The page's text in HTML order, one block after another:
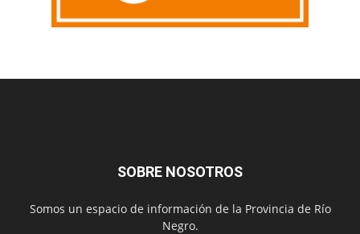
SOBRE NOSOTROS
Somos un espacio de información de la Provincia de Río
Negro.